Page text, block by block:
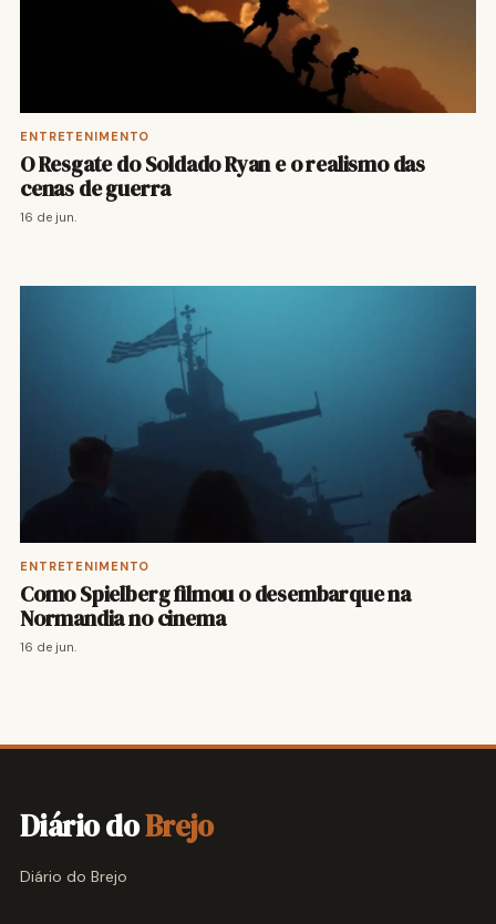
ENTRETENIMENTO
O Resgate do Soldado Ryan e o realismo das
cenas de guerra
16 de jun.
ENTRETENIMENTO
Como Spielberg filmou o desembarque na
Normandia no cinema
16 de jun.
Diário doBrejo
Diário do Brejo